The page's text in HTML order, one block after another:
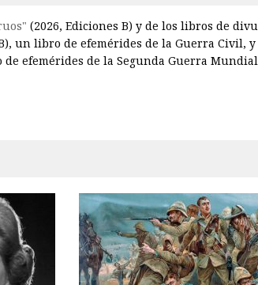
(2026, Ediciones B) y de los libros de
un libro de efemérides de la Guerra Civil, y
de efemérides de la Segunda Guerra